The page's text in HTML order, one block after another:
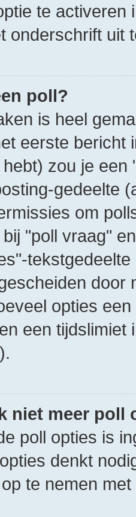
te
onderschrift uit
poll?
is heel
eerste bericht
zou je
gedeelte
om
"poll vraag"
door
opties
een
niet meer poll
poll opties is
denkt
te nemen